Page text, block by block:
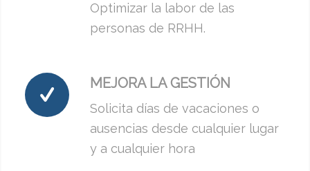
Optimizar la labor de las
personas de RRHH.
MEJORA LA GESTIÓN
Solicita días de vacaciones o
ausencias desde cualquier lugar
y a cualquier hora